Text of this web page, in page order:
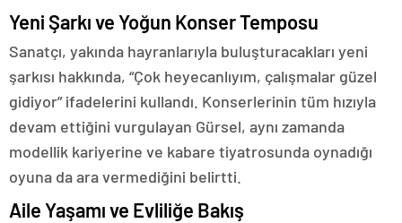
Yeni Şarkı ve Yoğun Konser Temposu
Sanatçı, yakında hayranlarıyla buluşturacakları yeni
şarkısı hakkında, “Çok heyecanlıyım, çalışmalar güzel
gidiyor” ifadelerini kullandı. Konserlerinin tüm hızıyla
devam ettiğini vurgulayan Gürsel, aynı zamanda
modellik kariyerine ve kabare tiyatrosunda oynadığı
oyuna da ara vermediğini belirtti.
Aile Yaşamı ve Evliliğe Bakış